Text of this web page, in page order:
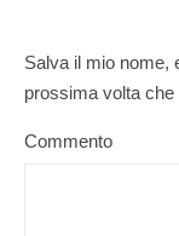
Salva il mio nome,
prossima volta
Commento